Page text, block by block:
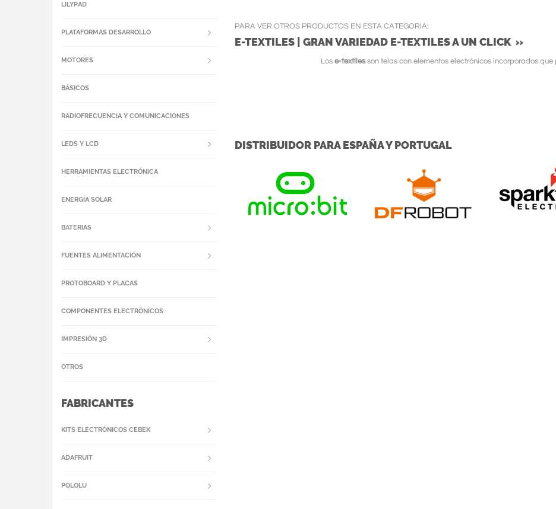
PARA VER OTROS PRODUCTOS EN ESTA CATEGORIA:
E-TEXTILES | GRAN VARIEDAD E-TEXTILES A UN CLICK »
Los e-textilesson telas con elementos electrónicos incorporados
DISTRIBUIDOR PARA ESPAÑA Y PORTUGAL
LILYPAD
PLATAFORMAS DESARROLLO
MOTORES
BÁSICOS
RADIOFRECUENCIA Y COMUNICACIONES
LEDS Y LCD
HERRAMIENTAS ELECTRÓNICA
ENERGÍA SOLAR
BATERIAS
FUENTES ALIMENTACIÓN
PROTOBOARD Y PLACAS
COMPONENTES ELECTRÓNICOS
IMPRESIÓN 3D
OTROS
FABRICANTES
KITS ELECTRÓNICOS CEBEK
ADAFRUIT
POLOLU